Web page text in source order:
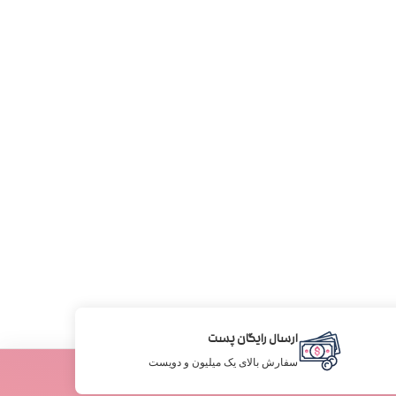
ارسال رایگان پست
سفارش بالای یک میلیون و دویست